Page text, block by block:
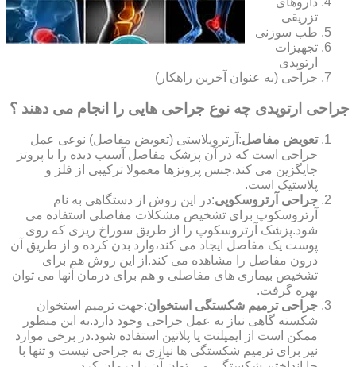
تزریقی
طب سوزنی
تجهیزات
ارتوپدی
جراحی (به عنوان آخرین راهکار)
جراحی ارتوپدی چه نوع جراحی هایی را انجام می دهند ؟
تعویض مفاصل:آرتروپلاستی (تعویض مفاصل) نوعی عمل
جراحی است که در آن پزشک مفاصل آسیب دیده را با پروتز
جایگزین می کند.جنس پروتزها معمولا ترکیبی از فلز و
پلاستیک است.
جراحی آرتروسکوپی:در این روش از دستگاهی به نام
آرتروسکوپ برای تشخیص مشکلات مفاصلی استفاده می
شود.پزشک آرتروسکوپ را از طریق سوراخ ریزی که روی
پوست یک مفاصل ایجاد می کند،وارد بدن کرده و از طریق آن
درون مفاصل را مشاهده می کند.از این روش هم برای
تشخیص بیماری های مفاصلی و هم برای درمان آنها می توان
بهره گرفت.
جراحی ترمیم شکستگی استخوان:جهت ترمیم استخوان
شکسته گاهی نیاز به عمل جراحی وجود دارد.به این منظور
ممکن است از ایمپلنت یا پلاتین استفاده شود.در برخی موارد
نیز برای ترمیم شکستگی ها نیازی به جراحی نیست و تنها با